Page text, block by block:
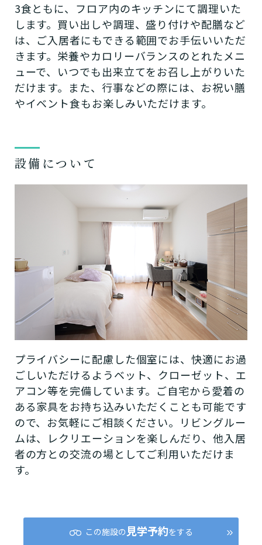
3食ともに、フロア内のキッチンにて調理いた
します。買い出しや調理、盛り付けや配膳など
は、ご入居者にもできる範囲でお手伝いいただ
きます。栄養やカロリーバランスのとれたメニ
ューで、いつでも出来立てをお召し上がりいた
だけます。また、行事などの際には、お祝い膳
やイベント食もお楽しみいただけます。
設備について
プライバシーに配慮した個室には、快適にお過
ごしいただけるようベット、クローゼット、エ
アコン等を完備しています。ご自宅から愛着の
ある家具をお持ち込みいただくことも可能です
ので、お気軽にご相談ください。リビングルー
ムは、レクリエーションを楽しんだり、他入居
者の方との交流の場としてご利用いただけま
す。
この施設の 見学予約をする